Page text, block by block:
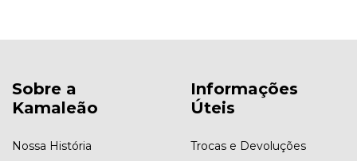
Sobre a
Kamaleão
Nossa História
Informações
Úteis
Trocas e Devoluções